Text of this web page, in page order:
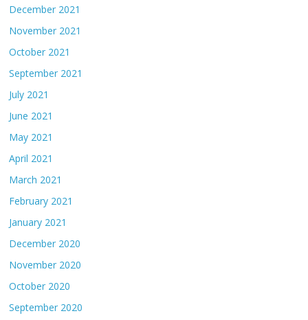
December 2021
November 2021
October 2021
September 2021
July 2021
June 2021
May 2021
April 2021
March 2021
February 2021
January 2021
December 2020
November 2020
October 2020
September 2020